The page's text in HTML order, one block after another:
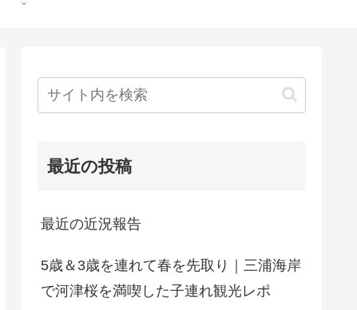
最近の投稿
最近の近況報告
5歳＆3歳を連れて春を先取り｜三浦海岸
で河津桜を満喫した子連れ観光レポ